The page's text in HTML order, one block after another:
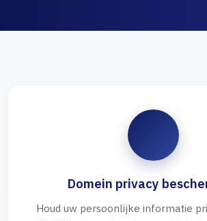
Domein privacy
Houd uw persoonlijke informatie